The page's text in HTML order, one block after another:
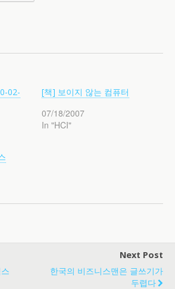
02-
[책] 보이지 않는 컴퓨터
07/18/2007
In "HCI"
Next Post
한국의 비즈니스맨은 글쓰기가
두렵다